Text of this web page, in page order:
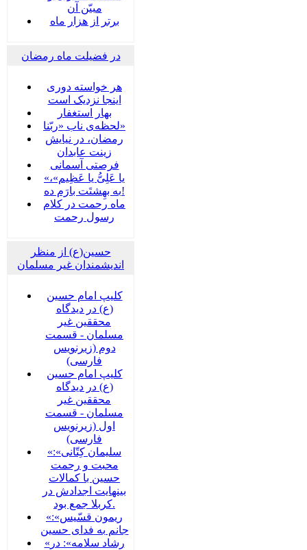
مبیّن آن
برتر از هزار ماه
در فضیلت ماه رمضان
هر خواسته دوری
اینجا نزدیک است
بهار استغفار
لحظه‌ی ناب «ربّنا»
رمضان، در نیایش
زینت عابدان
فرصتی آسمانی
«یا عَلِیُّ یا عَظِیم»،
به بهِشتَت بارَم ده!
ماه رحمت در کلام
رسول رحمت
حسین(ع) از منظر
اندیشمندان غیر مسلمان
کلیپ امام حسین
(ع) در دیدگاه
محققین غیر
مسلمان - قسمت
دوم (زیرنویس
فارسی)
کلیپ امام حسین
(ع) در دیدگاه
محققین غیر
مسلمان - قسمت
اول (زیرنویس
فارسی)
«سلیمان کِتّانی»:
محبت و رحمت
حسین با کمالات
بینهایت اجدادش در
کربلا جمع بود.
«ریمون قسّیس»:
جانم به فدای حسین
«رشاد سلامه»: در